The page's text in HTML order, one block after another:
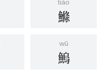
tiáo
鰷
wū
鰞